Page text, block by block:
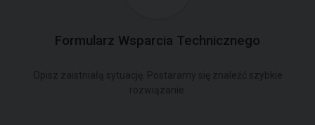
Formularz Wsparcia Technicznego